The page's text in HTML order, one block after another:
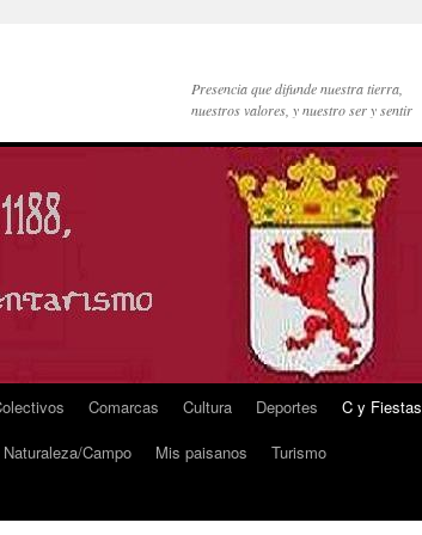
Presencia que difunde nuestra tierra,
nuestros valores, y nuestro ser y sentir
Comarcas Cultura Deportes
C y Fiestas
Naturaleza/Campo Mis paisanos
Turismo